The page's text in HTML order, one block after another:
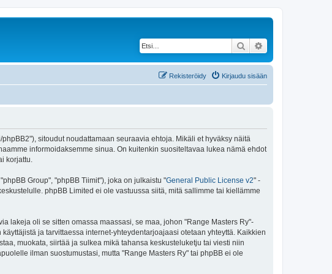
Etsi
Kirjaudu sisään
Rekisteröidy
sitoudut noudattamaan seuraavia ehtoja. Mikäli et hyväksy näitä
informoidaksemme sinua. On kuitenkin suositeltavaa lukea nämä ehdot
korjattu.
Group", "phpBB Tiimit"), joka on julkaistu "General Public License v2" -
phpBB Limited ei ole vastuussa siitä, mitä sallimme tai kiellämme
lakeja oli se sitten omassa maassasi, se maa, johon "Range Masters Ry"-
ja tarvittaessa internet-yhteydentarjoajaasi otetaan yhteyttä. Kaikkien
muokata, siirtää ja sulkea mikä tahansa keskusteluketju tai viesti niin
ilman suostumustasi, mutta "Range Masters Ry" tai phpBB ei ole